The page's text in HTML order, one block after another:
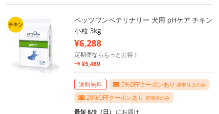
ベッツワンベテリナリー 犬用 pHケア チキン
小粒 3kg
¥6,288
定期便ならもっとお得！
¥5,489
送料無料 5%OFFクーポンあり 通常注文のみ
20%OFFクーポンあり 定期便のみ
最短 8/9（日） にお届け